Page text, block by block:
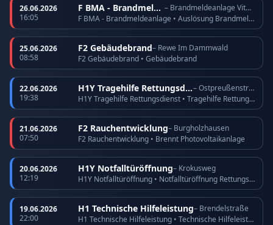
26.06.2026
16:05
F BMA - Brandmeldeanlage
– Brandmeldeanlage Vitos Köppern
F BMA - Brandmeldeanlage • Auslösung Brandmeldeanlage
25.06.2026
08:58
F2 Gebäudebrand– Rewe Im Dammwald
F2 Gebäudebrand • Gebäudebrand
22.06.2026
19:38
H1Y Tragehilfe Rettungsdienst
– Ostpreußenstraße
H1Y Tragehilfe Rettungsdienst • Tragehilfe Rettungsdienst
21.06.2026
07:50
F2 Rauchentwicklung– Burgholzhausen
F2 Rauchentwicklung • Brennt Photovoltaikanlage
20.06.2026
12:19
H1Y Notfalltüröffnung– Krokusweg
H1Y Notfalltüröffnung • Notfalltüröffnung Rettungsdienst
19.06.2026
22:00
H1 Technische Hilfeleistung– Brendelstraße
H1 Technische Hilfeleistung • Technische Hilfeleistung